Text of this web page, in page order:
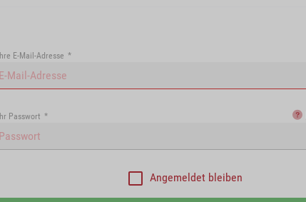
Ihre E-Mail-Adresse *
Ihr Passwort *
Angemeldet bleiben